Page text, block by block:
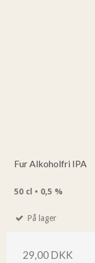
Fur Alkoholfri IPA
50 cl • 0,5 %
På lager
29,00 DKK